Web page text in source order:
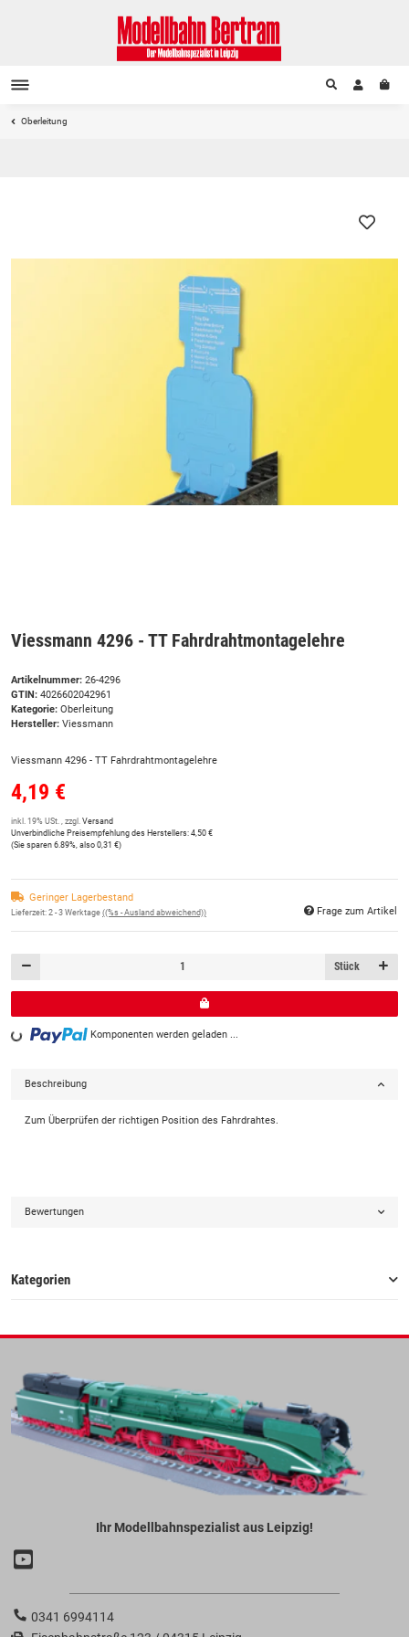
Oberleitung
Viessmann 4296 - TT Fahrdrahtmontagelehre
Artikelnummer: 26-4296
GTIN: 4026602042961
Kategorie: Oberleitung
Hersteller: Viessmann
Viessmann 4296 - TT Fahrdrahtmontagelehre
4,19 €
inkl. 19% USt. , zzgl. Versand
Unverbindliche Preisempfehlung des Herstellers: 4,50 €
(Sie sparen 6.89%, also 0,31 €)
Geringer Lagerbestand
Lieferzeit: 2 - 3 Werktage ((%s - Ausland abweichend)) Frage zum Artikel
Stück
Loading... Komponenten werden geladen ...
Beschreibung
Zum Überprüfen der richtigen Position des Fahrdrahtes.
Bewertungen
Kategorien
Ihr Modellbahnspezialist aus Leipzig!
0341 6994114